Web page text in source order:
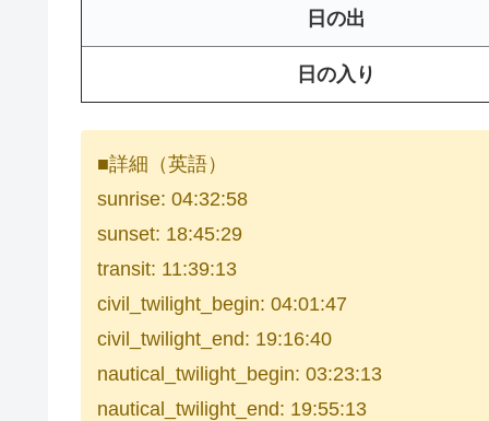
日の出
日の入り
■詳細（英語）
sunrise: 04:32:58
sunset: 18:45:29
transit: 11:39:13
civil_twilight_begin: 04:01:47
civil_twilight_end: 19:16:40
nautical_twilight_begin: 03:23:13
nautical_twilight_end: 19:55:13